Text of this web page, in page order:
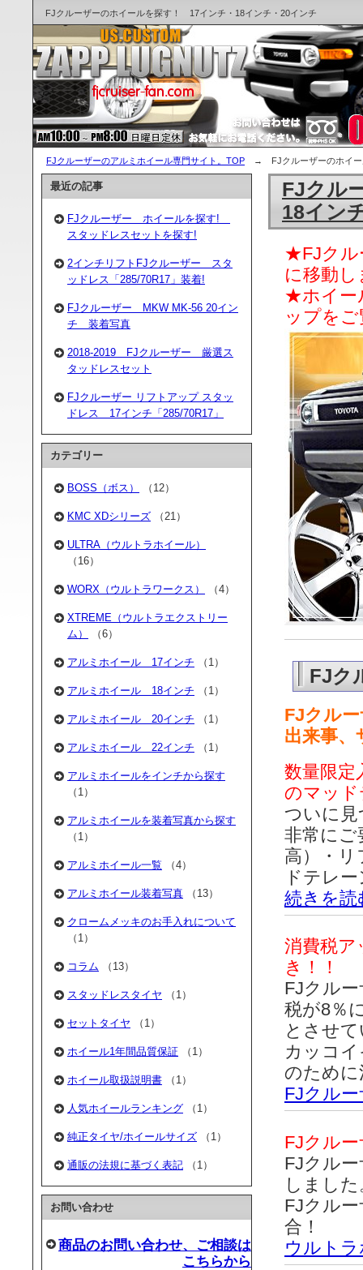
FJクルーザーのホイールを探す！ 17インチ・18インチ・20インチ
FJクル
18イン
★FJクル
に移動し
★ホイー
ップを
FJク
FJクル
出来事
数量限定
のマッド
ついに
非常にご
高）・
ドテレ
続きを読
消費税ア
き！！
FJクル
税が8％
とさせ
カッコ
のために
FJクル
FJクル
FJクル
しまし
FJクル
合！
ウルト
最近の記事
FJクルーザー ホイールを探す!
スタッドレスセットを探す!
2インチリフトFJクルーザー スタ
ッドレス「285/70R17」装着!
FJクルーザー MKW MK-56 20イン
チ 装着写真
2018-2019 FJクルーザー 厳選ス
タッドレスセット
FJクルーザー リフトアップ スタッ
ドレス 17インチ「285/70R17」
カテゴリー
BOSS（ボス） （12）
KMC XDシリーズ （21）
ULTRA（ウルトラホイール）
（16）
WORX（ウルトラワークス） （4）
XTREME（ウルトラエクストリー
ム）
（6）
アルミホイール 17インチ （1）
アルミホイール 18インチ （1）
アルミホイール 20インチ （1）
アルミホイール 22インチ （1）
アルミホイールをインチから探す
（1）
アルミホイールを装着写真から探す
（1）
アルミホイール一覧 （4）
アルミホイール装着写真 （13）
クロームメッキのお手入れについて
（1）
コラム （13）
スタッドレスタイヤ （1）
セットタイヤ （1）
ホイール1年間品質保証 （1）
ホイール取扱説明書 （1）
人気ホイールランキング （1）
純正タイヤ/ホイールサイズ （1）
通販の法規に基づく表記 （1）
お問い合わせ
商品のお問い合わせ、ご相談は
こちらから
FJクルーザーのアルミホイール専門サイト。TOP → FJクルーザーのホイー